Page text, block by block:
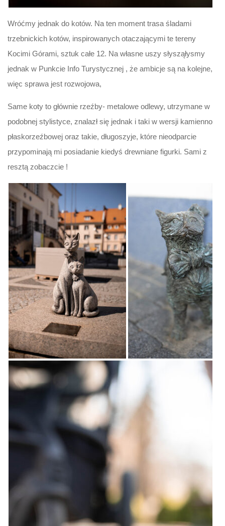
Wróćmy jednak do kotów. Na ten moment trasa śladami
trzebnickich kotów, inspirowanych otaczającymi te tereny
Kocimi Górami, sztuk całe 12. Na własne uszy słysząłysmy
jednak w Punkcie Info Turystycznej , że ambicje są na kolejne,
więc sprawa jest rozwojowa,
Same koty to głównie rzeźby- metalowe odlewy, utrzymane w
podobnej stylistyce, znalazł się jednak i taki w wersji kamienno
płaskorzeźbowej oraz takie, długoszyje, które nieodparcie
przypominają mi posiadanie kiedyś drewniane figurki. Sami z
resztą zobaczcie !